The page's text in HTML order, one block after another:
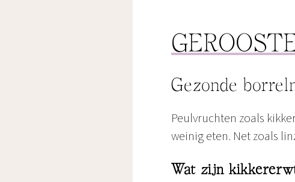
Gezonde
Peulvruchten zoals
weinig eten. Net zoals
Wat zijn